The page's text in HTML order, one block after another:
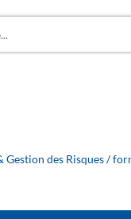
Gestion des Risques/